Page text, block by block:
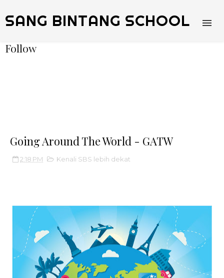
SANG BINTANG SCHOOL
Follow
Going Around The World - GATW
2:18 PM Kenali SBS lebih dekat